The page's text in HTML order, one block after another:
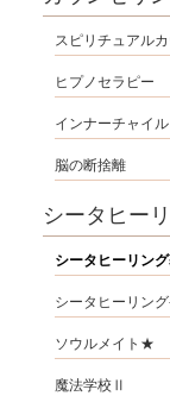
スピリチュアル
ヒプノセラピー
インナーチャイ
脳の断捨離
シータヒー
シータヒーリン
シータヒーリン
ソウルメイト★
魔法学校Ⅱ